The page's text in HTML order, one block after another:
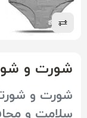
شورت و
شورت و
سلامت و